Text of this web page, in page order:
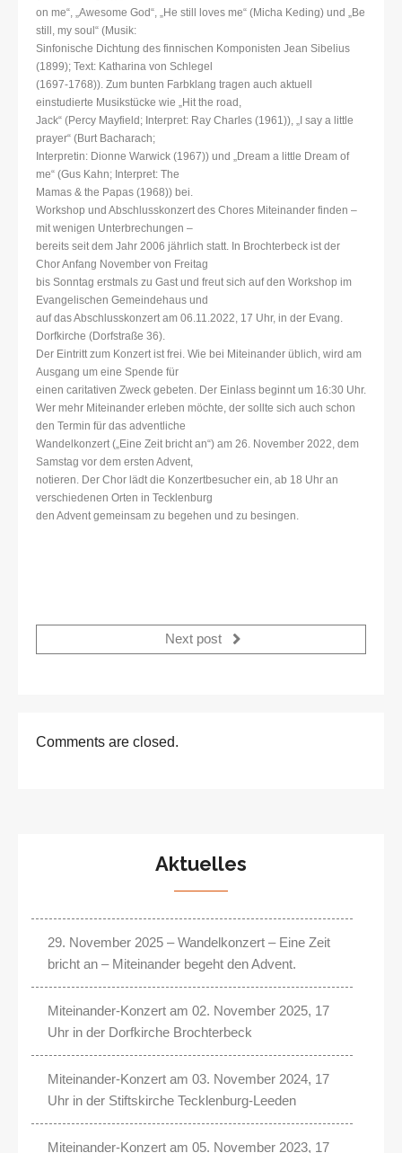
on me“, „Awesome God“, „He still loves me“ (Micha Keding) und „Be
still, my soul“ (Musik:
Sinfonische Dichtung des finnischen Komponisten Jean Sibelius
(1899); Text: Katharina von Schlegel
(1697-1768)). Zum bunten Farbklang tragen auch aktuell
einstudierte Musikstücke wie „Hit the road,
Jack“ (Percy Mayfield; Interpret: Ray Charles (1961)), „I say a little
prayer“ (Burt Bacharach;
Interpretin: Dionne Warwick (1967)) und „Dream a little Dream of
me“ (Gus Kahn; Interpret: The
Mamas & the Papas (1968)) bei.
Workshop und Abschlusskonzert des Chores Miteinander finden –
mit wenigen Unterbrechungen –
bereits seit dem Jahr 2006 jährlich statt. In Brochterbeck ist der
Chor Anfang November von Freitag
bis Sonntag erstmals zu Gast und freut sich auf den Workshop im
Evangelischen Gemeindehaus und
auf das Abschlusskonzert am 06.11.2022, 17 Uhr, in der Evang.
Dorfkirche (Dorfstraße 36).
Der Eintritt zum Konzert ist frei. Wie bei Miteinander üblich, wird am
Ausgang um eine Spende für
einen caritativen Zweck gebeten. Der Einlass beginnt um 16:30 Uhr.
Wer mehr Miteinander erleben möchte, der sollte sich auch schon
den Termin für das adventliche
Wandelkonzert („Eine Zeit bricht an“) am 26. November 2022, dem
Samstag vor dem ersten Advent,
notieren. Der Chor lädt die Konzertbesucher ein, ab 18 Uhr an
verschiedenen Orten in Tecklenburg
den Advent gemeinsam zu begehen und zu besingen.
Next post
Comments are closed.
Aktuelles
29. November 2025 – Wandelkonzert – Eine Zeit
bricht an – Miteinander begeht den Advent.
Miteinander-Konzert am 02. November 2025, 17
Uhr in der Dorfkirche Brochterbeck
Miteinander-Konzert am 03. November 2024, 17
Uhr in der Stiftskirche Tecklenburg-Leeden
Miteinander-Konzert am 05. November 2023, 17